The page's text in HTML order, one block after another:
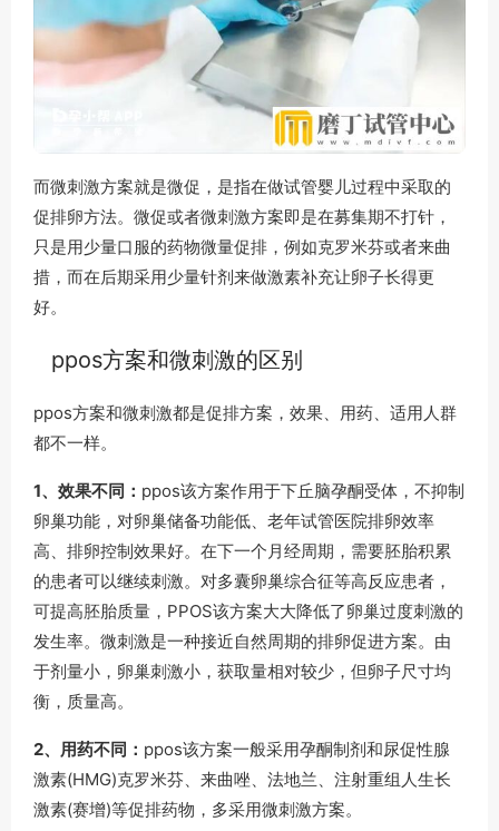
而微刺激方案就是微促，是指在做试管婴儿过程中采取的
促排卵方法。微促或者微刺激方案即是在募集期不打针，
只是用少量口服的药物微量促排，例如克罗米芬或者来曲
措，而在后期采用少量针剂来做激素补充让卵子长得更
好。
ppos方案和微刺激的区别
ppos方案和微刺激都是促排方案，效果、用药、适用人群
都不一样。
1、效果不同： ppos该方案作用于下丘脑孕酮受体，不抑制
卵巢功能，对卵巢储备功能低、老年试管医院排卵效率
高、排卵控制效果好。在下一个月经周期，需要胚胎积累
的患者可以继续刺激。对多囊卵巢综合征等高反应患者，
可提高胚胎质量，PPOS该方案大大降低了卵巢过度刺激的
发生率。微刺激是一种接近自然周期的排卵促进方案。由
于剂量小，卵巢刺激小，获取量相对较少，但卵子尺寸均
衡，质量高。
2、用药不同： ppos该方案一般采用孕酮制剂和尿促性腺
激素(HMG)克罗米芬、来曲唑、法地兰、注射重组人生长
激素(赛增)等促排药物，多采用微刺激方案。